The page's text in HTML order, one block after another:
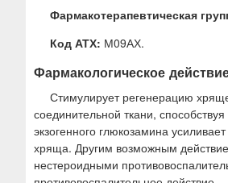
Фармакотерапевтическая
Код АТХ: М09АХ.
Фармакологическое
Стимулирует регенерацию
соединительной ткани,
экзогенного глюкозамина
хряща. Другим возможным
нестероидными